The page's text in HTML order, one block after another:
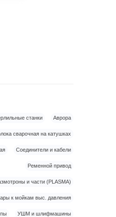
станки Аврора
сварочная на катушках
Соединители и кабели
Ременной привод
и части (PLASMA)
к мойкам выс. давления
УШМ и шлифмашины